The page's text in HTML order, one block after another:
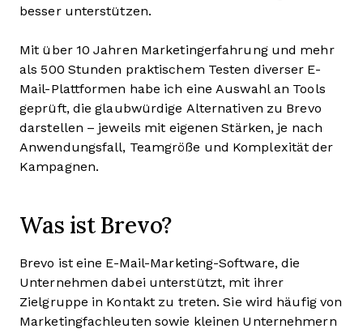
besser unterstützen.
Mit über 10 Jahren Marketingerfahrung und mehr
als 500 Stunden praktischem Testen diverser E-
Mail-Plattformen habe ich eine Auswahl an Tools
geprüft, die glaubwürdige Alternativen zu Brevo
darstellen – jeweils mit eigenen Stärken, je nach
Anwendungsfall, Teamgröße und Komplexität der
Kampagnen.
Was ist Brevo?
Brevo ist eine E-Mail-Marketing-Software, die
Unternehmen dabei unterstützt, mit ihrer
Zielgruppe in Kontakt zu treten. Sie wird häufig von
Marketingfachleuten sowie kleinen Unternehmern